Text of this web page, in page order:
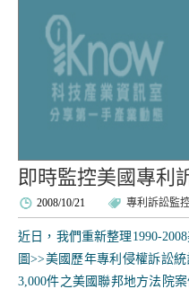
即時監控美國專利
2008/10/21 專利訴訟監
近日，我們重新整理1990-
圖>>美國歷年專利侵權訴訟
3,000件之美國聯邦地方法院